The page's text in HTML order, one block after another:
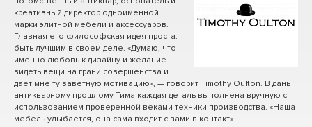
креативный директор одноименной
марки элитной мебели и аксессуаров.
Главная его философская идея проста:
быть лучшим в своем деле. «Думаю, что
именно любовь к дизайну и желание
видеть вещи на грани совершенства и
дает мне ту заветную мотивацию», — говорит Timothy Oulton. В дань
антикварному прошлому Тима каждая деталь выполнена вручную с
использованием проверенной веками техники производства. «Наша
мебель улыбается, она сама входит с вами в контакт».